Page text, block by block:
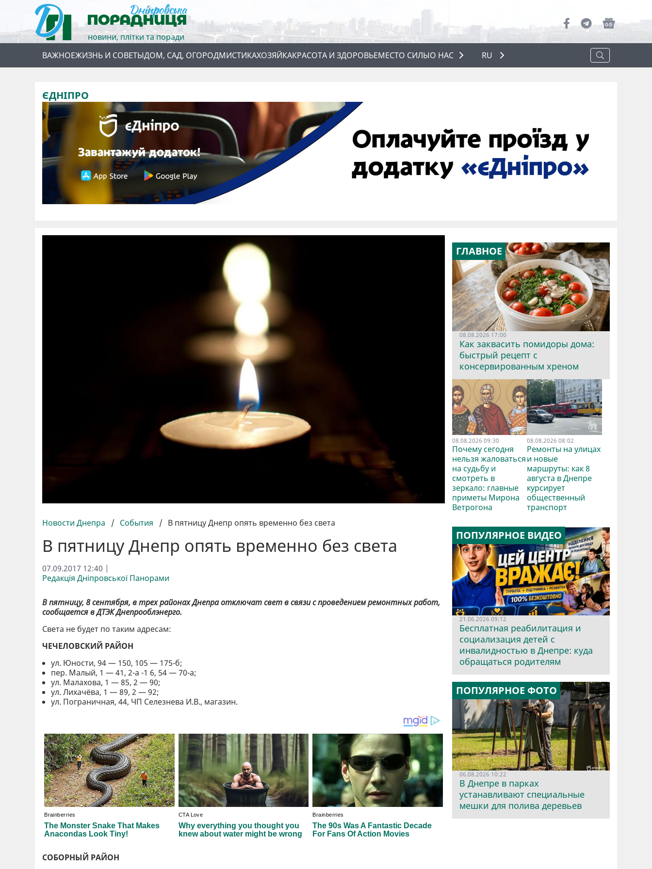
новини, плітки та поради
ВАЖНОЕЖИЗНЬ И СОВЕТЫДОМ, САД, ОГОРОДМИСТИКАХОЗЯЙКАКРАСОТА И ЗДОРОВЬЕМЕСТО СИЛЫО НАС
О НАС
RU
ЄДНІПРО
Новости Днепра / События / В пятницу Днепр опять временно без света
В пятницу Днепр опять временно без света
07.09.2017 12:40 |
Редакція Дніпровської Панорами
В пятницу, 8 сентября, в трех районах Днепра отключат свет в связи с проведением ремонтных работ,
сообщаетсяв ДТЭК Днепрооблэнерго.
Света не будет по таким адресам:
ЧЕЧЕЛОВСКИЙ РАЙОН
ул. Юности, 94 — 150, 105 — 175-б;
пер. Малый, 1 — 41, 2-а -1 6, 54 — 70-а;
ул. Малахова, 1 — 85, 2 — 90;
ул. Лихачёва, 1 — 89, 2 — 92;
ул. Пограничная, 44, ЧП Селезнева И.В., магазин.
СОБОРНЫЙ РАЙОН
ГЛАВНОЕ
08.08.2026 17:00
Как заквасить помидоры дома:
быстрый рецепт с
консервированным хреном
08.08.2026 09:30
Почему сегодня
нельзя жаловаться
на судьбу и
смотреть в
зеркало: главные
приметы Мирона
Ветрогона
08.08.2026 08:02
Ремонты на улицах
и новые
маршруты: как 8
августа в Днепре
курсирует
общественный
транспорт
ПОПУЛЯРНОЕ ВИДЕО
21.06.2026 09:12
Бесплатная реабилитация и
социализация детей с
инвалидностью в Днепре: куда
обращаться родителям
ПОПУЛЯРНОЕ ФОТО
06.08.2026 10:22
В Днепре в парках
устанавливают специальные
мешки для полива деревьев